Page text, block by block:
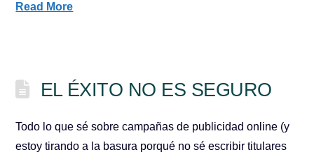
Read More
EL ÉXITO NO ES SEGURO
Todo lo que sé sobre campañas de publicidad online (y
estoy tirando a la basura porqué no sé escribir titulares